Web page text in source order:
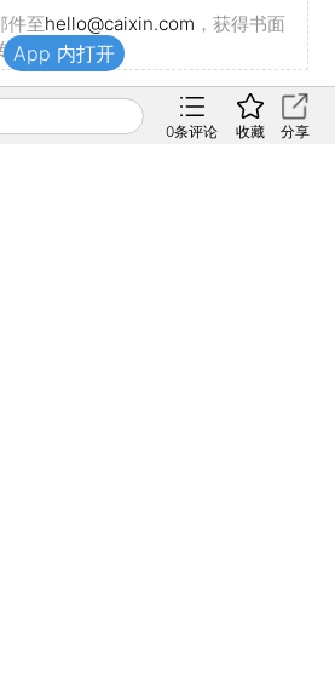
件至hello@caixin.com ，获得书面
载。
0条评论 收藏 分享
App 内打开